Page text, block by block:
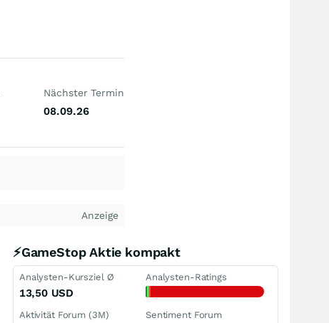
Nächster Termin
08.09.26
Anzeige
⚡GameStop Aktie kompakt
Analysten-Kursziel Ø
13,50 USD
Analysten-Ratings
Aktivität Forum (3M) Sentiment Forum